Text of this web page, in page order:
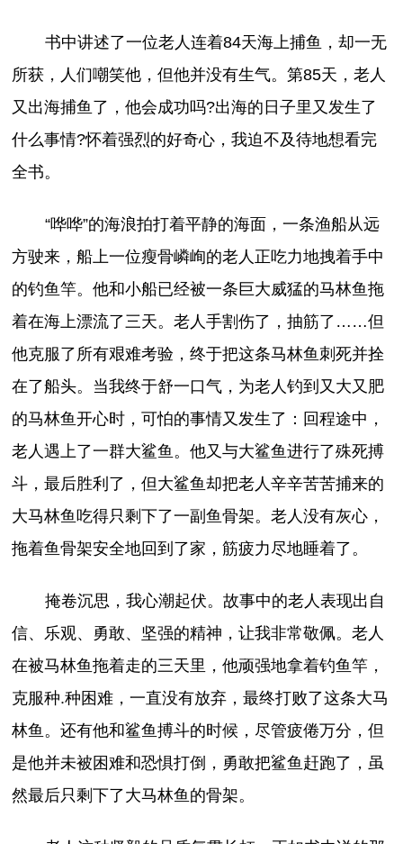
书中讲述了一位老人连着84天海上捕鱼，却一无
所获，人们嘲笑他，但他并没有生气。第85天，老人
又出海捕鱼了，他会成功吗?出海的日子里又发生了
什么事情?怀着强烈的好奇心，我迫不及待地想看完
全书。
“哗哗”的海浪拍打着平静的海面，一条渔船从远
方驶来，船上一位瘦骨嶙峋的老人正吃力地拽着手中
的钓鱼竿。他和小船已经被一条巨大威猛的马林鱼拖
着在海上漂流了三天。老人手割伤了，抽筋了……但
他克服了所有艰难考验，终于把这条马林鱼刺死并拴
在了船头。当我终于舒一口气，为老人钓到又大又肥
的马林鱼开心时，可怕的事情又发生了：回程途中，
老人遇上了一群大鲨鱼。他又与大鲨鱼进行了殊死搏
斗，最后胜利了，但大鲨鱼却把老人辛辛苦苦捕来的
大马林鱼吃得只剩下了一副鱼骨架。老人没有灰心，
拖着鱼骨架安全地回到了家，筋疲力尽地睡着了。
掩卷沉思，我心潮起伏。故事中的老人表现出自
信、乐观、勇敢、坚强的精神，让我非常敬佩。老人
在被马林鱼拖着走的三天里，他顽强地拿着钓鱼竿，
克服种.种困难，一直没有放弃，最终打败了这条大马
林鱼。还有他和鲨鱼搏斗的时候，尽管疲倦万分，但
是他并未被困难和恐惧打倒，勇敢把鲨鱼赶跑了，虽
然最后只剩下了大马林鱼的骨架。